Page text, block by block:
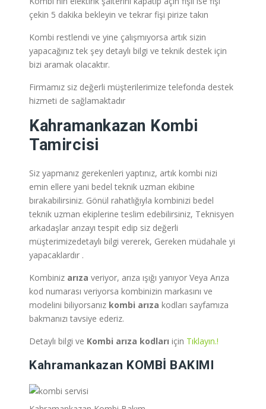
çekin 5 dakika bekleyin ve tekrar fişi pirize takın
Kombi restlendi ve yine çalışmıyorsa artık sizin
yapacağınız tek şey detaylı bilgi ve teknik destek için
bizi aramak olacaktır.
Firmamız siz değerli müşterilerimize telefonda destek
hizmeti de sağlamaktadır
Kahramankazan Kombi
Tamircisi
Siz yapmanız gerekenleri yaptınız, artık kombi nizi
emin ellere yani bedel teknik uzman ekibine
bırakabilirsiniz. Gönül rahatlığıyla kombinizi bedel
teknik uzman ekiplerine teslim edebilirsiniz, Teknisyen
arkadaşlar arızayı tespit edip siz değerli
müşterimizedetaylı bilgi vererek, Gereken müdahale yi
yapacaklardır .
Kombiniz arıza veriyor, arıza ışığı yanıyor Veya Arıza
kod numarası veriyorsa kombinizin markasını ve
modelini biliyorsanız kombi arıza kodları sayfamıza
bakmanızı tavsiye ederiz.
Detaylı bilgi ve Kombi arıza kodları için Tıklayın.!
Kahramankazan KOMBİ BAKIMI